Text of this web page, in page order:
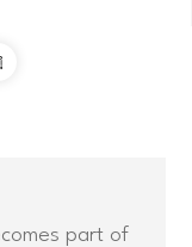
part of